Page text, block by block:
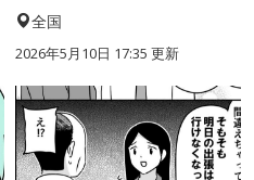
全国
2026年5月10日 17:35 更新